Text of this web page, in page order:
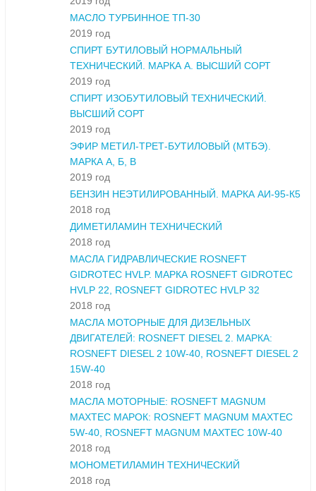
МАСЛО ТУРБИННОЕ ТП-30
2019 год
СПИРТ БУТИЛОВЫЙ НОРМАЛЬНЫЙ
ТЕХНИЧЕСКИЙ. МАРКА А. ВЫСШИЙ СОРТ
2019 год
СПИРТ ИЗОБУТИЛОВЫЙ ТЕХНИЧЕСКИЙ.
ВЫСШИЙ СОРТ
2019 год
ЭФИР МЕТИЛ-ТРЕТ-БУТИЛОВЫЙ (МТБЭ).
МАРКА А, Б, В
2019 год
БЕНЗИН НЕЭТИЛИРОВАННЫЙ. МАРКА АИ-95-К5
2018 год
ДИМЕТИЛАМИН ТЕХНИЧЕСКИЙ
2018 год
МАСЛА ГИДРАВЛИЧЕСКИЕ ROSNEFT
GIDROTEC HVLP. МАРКА ROSNEFT GIDROTEC
HVLP 22, ROSNEFT GIDROTEC HVLP 32
2018 год
МАСЛА МОТОРНЫЕ ДЛЯ ДИЗЕЛЬНЫХ
ДВИГАТЕЛЕЙ: ROSNEFT DIESEL 2. МАРКА:
ROSNEFT DIESEL 2 10W-40, ROSNEFT DIESEL 2
15W-40
2018 год
МАСЛА МОТОРНЫЕ: ROSNEFT MAGNUM
MAXTEC МАРОК: ROSNEFT MAGNUM MAXTEC
5W-40, ROSNEFT MAGNUM MAXTEC 10W-40
2018 год
МОНОМЕТИЛАМИН ТЕХНИЧЕСКИЙ
2018 год